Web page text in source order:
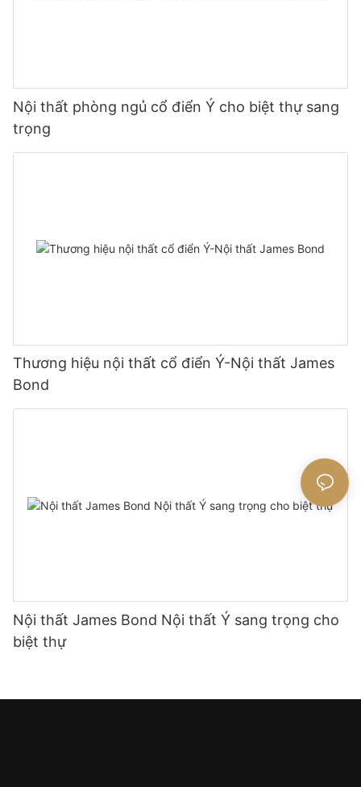
Nội thất phòng ngủ cổ điển Ý cho biệt thự sang
trọng
Thương hiệu nội thất cổ điển Ý-Nội thất James
Bond
Nội thất James Bond Nội thất Ý sang trọng cho
biệt thự